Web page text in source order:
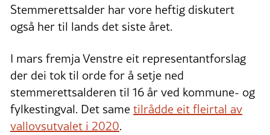
Stemmerettsalder har vore heftig diskutert
også her til lands det siste året.
I mars fremja Venstre eit representantforslag
der dei tok til orde for å setje ned
stemmerettsalderen til 16 år ved kommune- og
fylkestingval. Det sametilrådde eit fleirtal av
vallovsutvalet i 2020.